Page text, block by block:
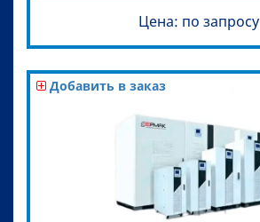
Цена: по запросу
Добавить в заказ